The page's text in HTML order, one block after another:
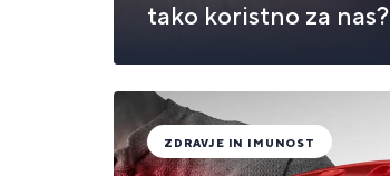
tako koristno za nas?
ZDRAVJE IN IMUNOST